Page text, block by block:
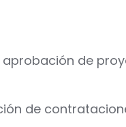
aprobación de
de